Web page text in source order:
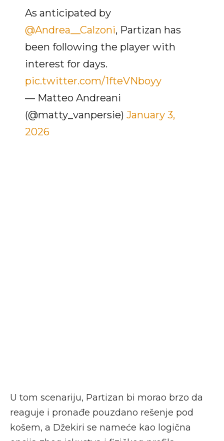
As anticipated by
@Andrea__Calzoni, Partizan has
been following the player with
interest for days.
pic.twitter.com/1fteVNboyy
— Matteo Andreani
(@matty_vanpersie)January 3,
2026
U tom scenariju, Partizan bi morao brzo da
reaguje i pronađe pouzdano rešenje pod
košem, a Džekiri se nameće kao logična